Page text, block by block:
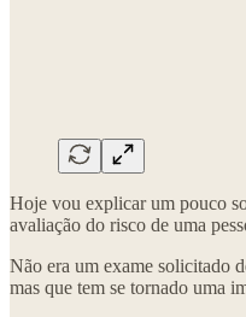
Hoje vou explicar um pouco
avaliação do risco de uma
Não era um exame solicitado
mas que tem se tornado uma